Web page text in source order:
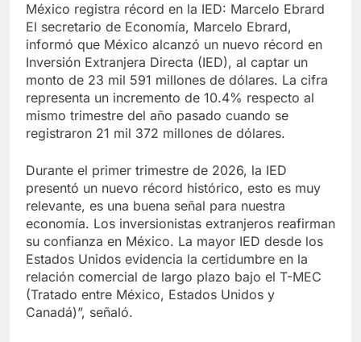
México registra récord en la IED: Marcelo Ebrard
El secretario de Economía, Marcelo Ebrard,
informó que México alcanzó un nuevo récord en
Inversión Extranjera Directa (IED), al captar un
monto de 23 mil 591 millones de dólares. La cifra
representa un incremento de 10.4% respecto al
mismo trimestre del año pasado cuando se
registraron 21 mil 372 millones de dólares.
Durante el primer trimestre de 2026, la IED
presentó un nuevo récord histórico, esto es muy
relevante, es una buena señal para nuestra
economía. Los inversionistas extranjeros reafirman
su confianza en México. La mayor IED desde los
Estados Unidos evidencia la certidumbre en la
relación comercial de largo plazo bajo el T-MEC
(Tratado entre México, Estados Unidos y
Canadá)”, señaló.